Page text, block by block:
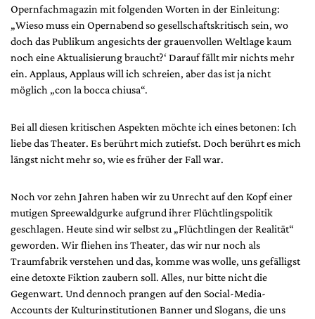
Opernfachmagazin mit folgenden Worten in der Einleitung:
„Wieso muss ein Opernabend so gesellschaftskritisch sein, wo
doch das Publikum angesichts der grauenvollen Weltlage kaum
noch eine Aktualisierung braucht?‘ Darauf fällt mir nichts mehr
ein. Applaus, Applaus will ich schreien, aber das ist ja nicht
möglich „con la bocca chiusa“.
Bei all diesen kritischen Aspekten möchte ich eines betonen: Ich
liebe das Theater. Es berührt mich zutiefst. Doch berührt es mich
längst nicht mehr so, wie es früher der Fall war.
Noch vor zehn Jahren haben wir zu Unrecht auf den Kopf einer
mutigen Spreewaldgurke aufgrund ihrer Flüchtlingspolitik
geschlagen. Heute sind wir selbst zu „Flüchtlingen der Realität“
geworden. Wir fliehen ins Theater, das wir nur noch als
Traumfabrik verstehen und das, komme was wolle, uns gefälligst
eine detoxte Fiktion zaubern soll. Alles, nur bitte nicht die
Gegenwart. Und dennoch prangen auf den Social-Media-
Accounts der Kulturinstitutionen Banner und Slogans, die uns